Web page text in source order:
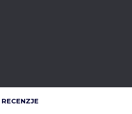
RECENZJE